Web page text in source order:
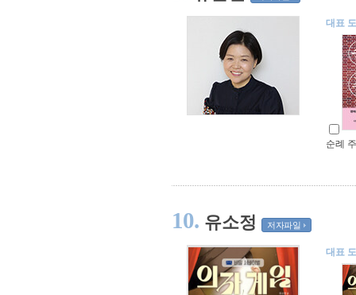
대표
순례
10. 유소정 저자파일
대표